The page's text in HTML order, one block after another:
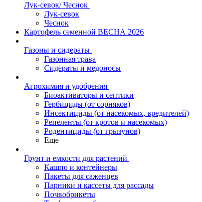
Лук-севок/ Чеснок
Лук-севок
Чеснок
Картофель семенной ВЕСНА 2026
Газоны и сидераты
Газонная трава
Сидераты и медоносы
Агрохимия и удобрения
Биоактиваторы и септики
Гербициды (от сорняков)
Инсектициды (от насекомых, вредителей)
Репеленты (от кротов и насекомых)
Родентициды (от грызунов)
Еще
Грунт и емкости для растений
Кашпо и контейнеры
Пакеты для саженцев
Парники и кассеты для рассады
Почвобрикеты